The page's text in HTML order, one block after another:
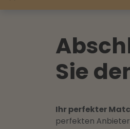
Sie
Ihr perfekter
perfekten